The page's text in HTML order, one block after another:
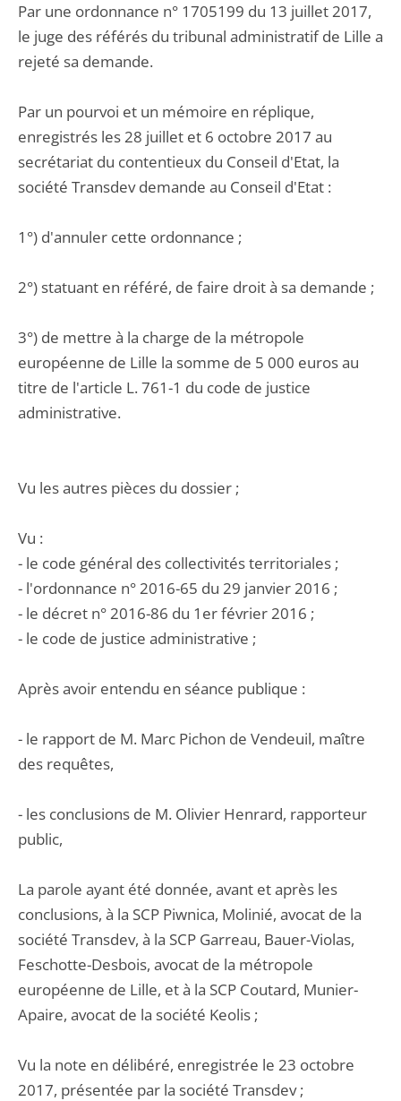
Par une ordonnance n° 1705199 du 13 juillet 2017,
le juge des référés du tribunal administratif de Lille a
rejeté sa demande.
Par un pourvoi et un mémoire en réplique,
enregistrés les 28 juillet et 6 octobre 2017 au
secrétariat du contentieux du Conseil d'Etat, la
société Transdev demande au Conseil d'Etat :
1°) d'annuler cette ordonnance ;
2°) statuant en référé, de faire droit à sa demande ;
3°) de mettre à la charge de la métropole
européenne de Lille la somme de 5 000 euros au
titre de l'article L. 761-1 du code de justice
administrative.
Vu les autres pièces du dossier ;
Vu :
- le code général des collectivités territoriales ;
- l'ordonnance n° 2016-65 du 29 janvier 2016 ;
- le décret n° 2016-86 du 1er février 2016 ;
- le code de justice administrative ;
Après avoir entendu en séance publique :
- le rapport de M. Marc Pichon de Vendeuil, maître
des requêtes,
- les conclusions de M. Olivier Henrard, rapporteur
public,
La parole ayant été donnée, avant et après les
conclusions, à la SCP Piwnica, Molinié, avocat de la
société Transdev, à la SCP Garreau, Bauer-Violas,
Feschotte-Desbois, avocat de la métropole
européenne de Lille, et à la SCP Coutard, Munier-
Apaire, avocat de la société Keolis ;
Vu la note en délibéré, enregistrée le 23 octobre
2017, présentée par la société Transdev ;